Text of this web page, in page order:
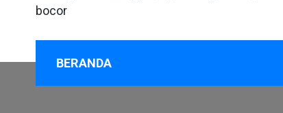
bocor
BERANDA